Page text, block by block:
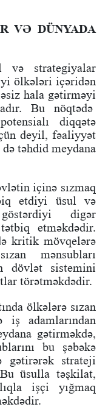
VƏ DÜNYADA
və strategiyalar
ölkələri içəridən
hala gətirməyi
Bu nöqtədə
diqqətə
deyil, fəaliyyət
təhdid meydana
içinə sızmaq
etdiyi üsul və
digər
etməkdədir.
kritik mövqelərə
mənsubları
dövlət sistemini
törətməkdədir.
ölkələrə sızan
adamlarından
gətirməkdə,
bu şəbəkə
gətirərək strateji
Bu üsulla təşkilat,
işçi yığmaq